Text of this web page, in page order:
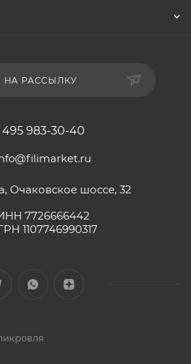
НА РАССЫЛКУ
495 983-30-40
Очаковское шоссе, 32
7726666442
1107746990317